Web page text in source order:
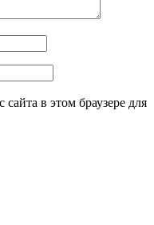
в этом браузере для